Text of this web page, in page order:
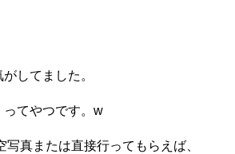
してました。
ってやつです。w
真または直接行ってもらえば、